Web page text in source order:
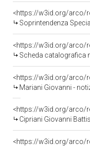
<https://w3id.org/arco/
Soprintendenza
<https://w3id.org/arco/
Scheda catalografica
<https://w3id.org/arco/
Mariani Giovanni -
<https://w3id.org/arco/
Cipriani Giovanni
<https://w3id.org/arco/